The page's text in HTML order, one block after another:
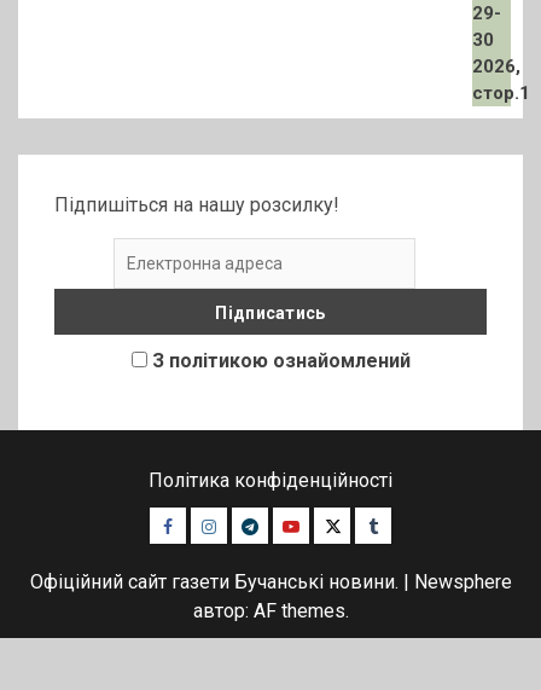
Підпишіться на нашу розсилку!
З політикою ознайомлений
Політика конфіденційності
Facebook
Instagram
TelegramYoutubeTwitterTumblr
Офіційний сайт газети Бучанські новини.
Newsphere
автор: AF themes.